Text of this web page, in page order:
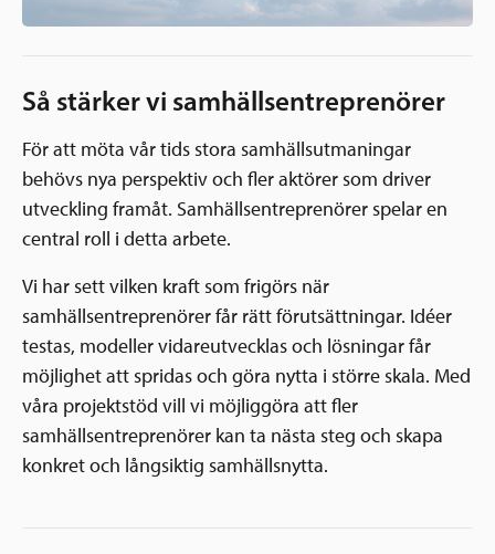
Så stärker vi samhällsentreprenörer
För att möta vår tids stora samhällsutmaningar
behövs nya perspektiv och fler aktörer som driver
utveckling framåt. Samhällsentreprenörer spelar en
central roll i detta arbete.
Vi har sett vilken kraft som frigörs när
samhällsentreprenörer får rätt förutsättningar. Idéer
testas, modeller vidareutvecklas och lösningar får
möjlighet att spridas och göra nytta i större skala. Med
våra projektstöd vill vi möjliggöra att fler
samhällsentreprenörer kan ta nästa steg och skapa
konkret och långsiktig samhällsnytta.